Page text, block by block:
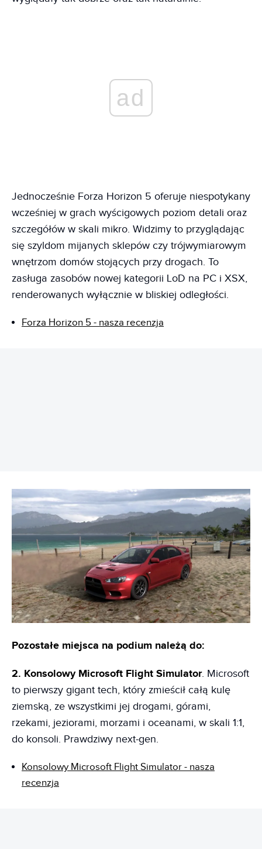
ad
Jednocześnie Forza Horizon 5 oferuje niespotykany
wcześniej w grach wyścigowych poziom detali oraz
szczegółów w skali mikro. Widzimy to przyglądając
się szyldom mijanych sklepów czy trójwymiarowym
wnętrzom domów stojących przy drogach. To
zasługa zasobów nowej kategorii LoD na PC i XSX,
renderowanych wyłącznie w bliskiej odległości.
Forza Horizon 5 - nasza recenzja
Pozostałe miejsca na podium należą do:
2. Konsolowy Microsoft Flight Simulator. Microsoft
to pierwszy gigant tech, który zmieścił całą kulę
ziemską, ze wszystkimi jej drogami, górami,
rzekami, jeziorami, morzami i oceanami, w skali 1:1,
do konsoli. Prawdziwy next-gen.
Konsolowy Microsoft Flight Simulator - nasza
recenzja